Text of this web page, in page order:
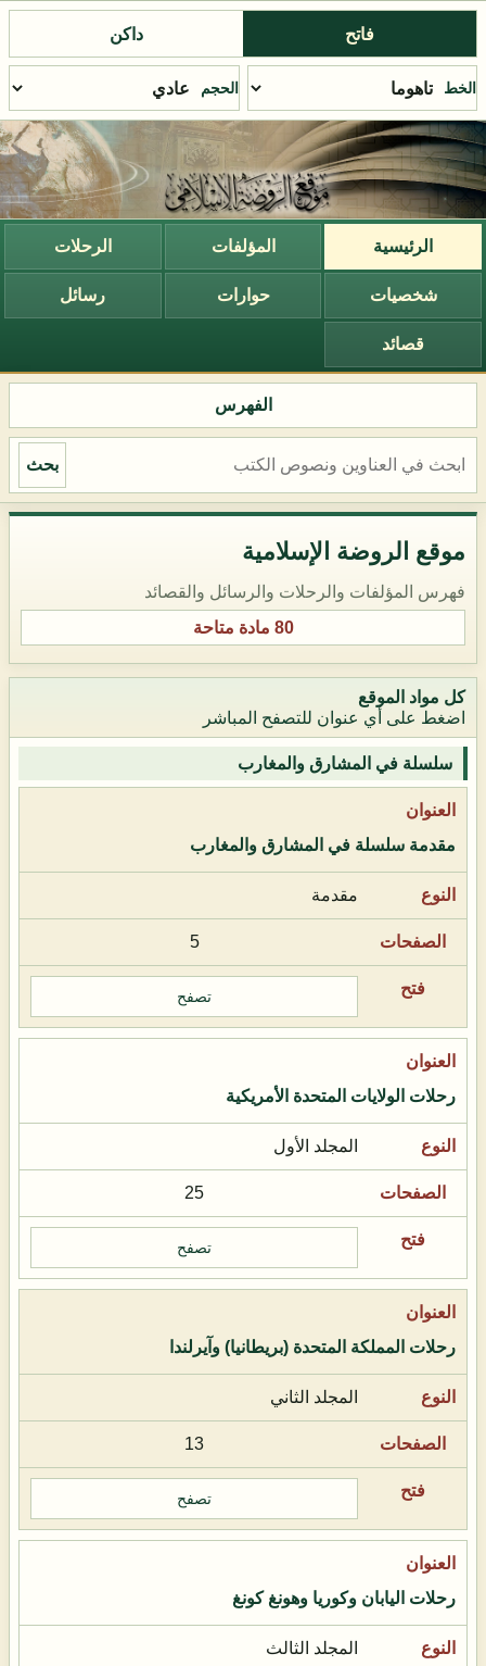
فاتح داكن
الخط الحجم
الرئيسية المؤلفات الرحلات
شخصيات حوارات رسائل
قصائد
الفهرس
بحث
موقع الروضة الإسلامية
فهرس المؤلفات والرحلات والرسائل والقصائد
80 مادة متاحة
كل مواد الموقع
اضغط على أي عنوان للتصفح المباشر
سلسلة في المشارق والمغارب
مقدمة سلسلة في المشارق والمغارب
مقدمة
5
تصفح
رحلات الولايات المتحدة الأمريكية
المجلد الأول
25
تصفح
رحلات المملكة المتحدة (بريطانيا) وآيرلندا
المجلد الثاني
13
تصفح
رحلات اليابان وكوريا وهونغ كونغ
المجلد الثالث